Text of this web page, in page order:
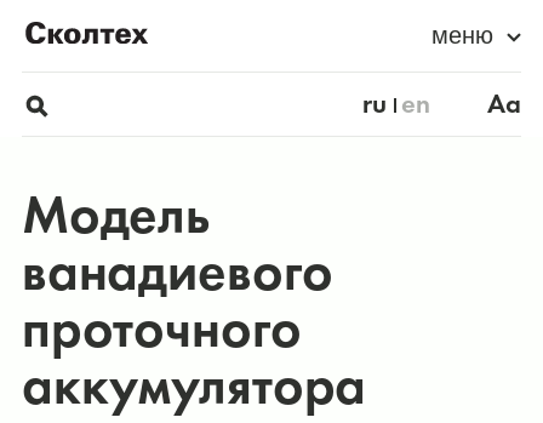
меню
ru en Aa
Модель
ванадиевого
проточного
аккумулятора